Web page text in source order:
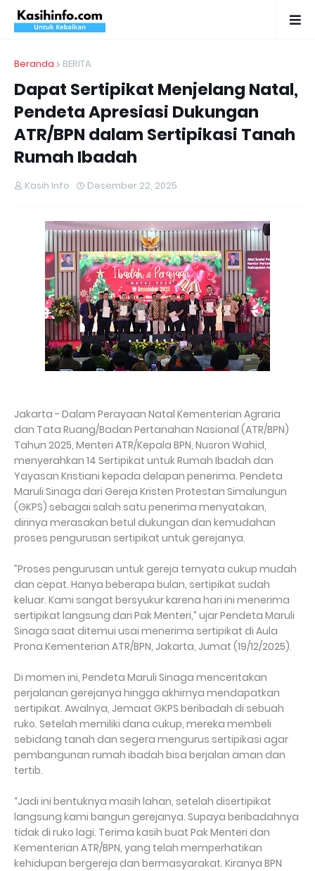
Beranda BERITA
Dapat Sertipikat Menjelang Natal,
Pendeta Apresiasi Dukungan
ATR/BPN dalam Sertipikasi Tanah
Rumah Ibadah
Kasih Info Desember 22, 2025
Jakarta - Dalam Perayaan Natal Kementerian Agraria
dan Tata Ruang/Badan Pertanahan Nasional (ATR/BPN)
Tahun 2025, Menteri ATR/Kepala BPN, Nusron Wahid,
menyerahkan 14 Sertipikat untuk Rumah Ibadah dan
Yayasan Kristiani kepada delapan penerima. Pendeta
Maruli Sinaga dari Gereja Kristen Protestan Simalungun
(GKPS) sebagai salah satu penerima menyatakan,
dirinya merasakan betul dukungan dan kemudahan
proses pengurusan sertipikat untuk gerejanya.
”Proses pengurusan untuk gereja ternyata cukup mudah
dan cepat. Hanya beberapa bulan, sertipikat sudah
keluar. Kami sangat bersyukur karena hari ini menerima
sertipikat langsung dari Pak Menteri,” ujar Pendeta Maruli
Sinaga saat ditemui usai menerima sertipikat di Aula
Prona Kementerian ATR/BPN, Jakarta, Jumat (19/12/2025).
Di momen ini, Pendeta Maruli Sinaga menceritakan
perjalanan gerejanya hingga akhirnya mendapatkan
sertipikat. Awalnya, Jemaat GKPS beribadah di sebuah
ruko. Setelah memiliki dana cukup, mereka membeli
sebidang tanah dan segera mengurus sertipikasi agar
pembangunan rumah ibadah bisa berjalan aman dan
tertib.
“Jadi ini bentuknya masih lahan, setelah disertipikat
langsung kami bangun gerejanya. Supaya beribadahnya
tidak di ruko lagi. Terima kasih buat Pak Menteri dan
Kementerian ATR/BPN, yang telah memperhatikan
kehidupan bergereja dan bermasyarakat. Kiranya BPN